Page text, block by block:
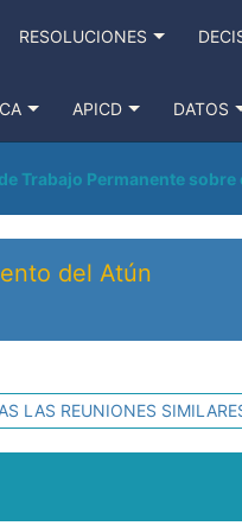
RESOLUCIONES
APICD DATOS
Trabajo Permanente
del Atún
LAS REUNIONES